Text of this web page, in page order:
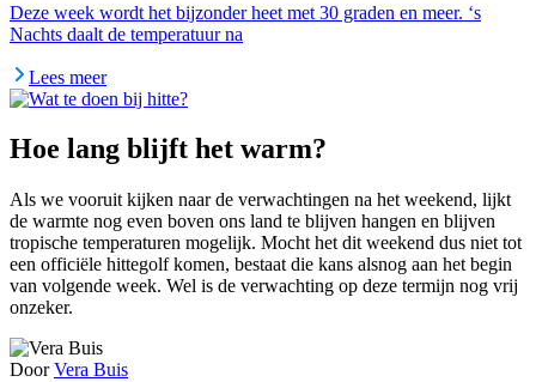
Deze week wordt het bijzonder heet met 30 graden en meer. ‘s
Nachts daalt de temperatuur na
Lees meer
Hoe lang blijft het warm?
Als we vooruit kijken naar de verwachtingen na het weekend, lijkt
de warmte nog even boven ons land te blijven hangen en blijven
tropische temperaturen mogelijk. Mocht het dit weekend dus niet tot
een officiële hittegolf komen, bestaat die kans alsnog aan het begin
van volgende week. Wel is de verwachting op deze termijn nog vrij
onzeker.
DoorVera Buis